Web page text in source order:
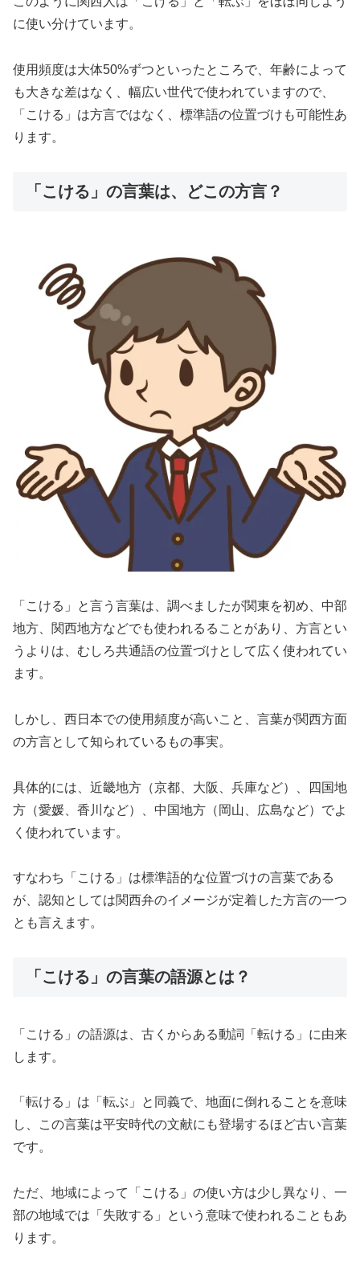
に使い分けています。
使用頻度は大体50%ずつといったところで、年齢によって
も大きな差はなく、幅広い世代で使われていますので、
「こける」は方言ではなく、標準語の位置づけも可能性あ
ります。
「こける」の言葉は、どこの方言？
「こける」と言う言葉は、調べましたが関東を初め、中部
地方、関西地方などでも使われるることがあり、方言とい
うよりは、むしろ共通語の位置づけとして広く使われてい
ます。
しかし、西日本での使用頻度が高いこと、言葉が関西方面
の方言として知られているもの事実。
具体的には、近畿地方（京都、大阪、兵庫など）、四国地
方（愛媛、香川など）、中国地方（岡山、広島など）でよ
く使われています。
すなわち「こける」は標準語的な位置づけの言葉である
が、認知としては関西弁のイメージが定着した方言の一つ
とも言えます。
「こける」の言葉の語源とは？
「こける」の語源は、古くからある動詞「転ける」に由来
します。
「転ける」は「転ぶ」と同義で、地面に倒れることを意味
し、この言葉は平安時代の文献にも登場するほど古い言葉
です。
ただ、地域によって「こける」の使い方は少し異なり、一
部の地域では「失敗する」という意味で使われることもあ
ります。